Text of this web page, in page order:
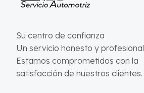
Su centro de confianza
Un servicio honesto y profesional
Estamos comprometidos con la
satisfacción de nuestros clientes.